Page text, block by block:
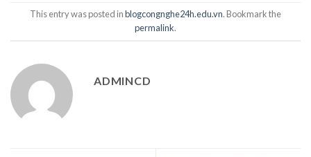
This entry was posted inblogcongnghe24h.edu.vn. Bookmark the
permalink.
ADMINCD